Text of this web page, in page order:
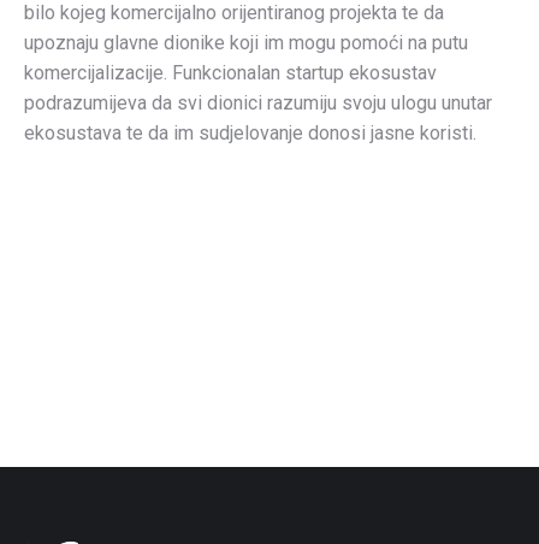
bilo kojeg komercijalno orijentiranog projekta te da
upoznaju glavne dionike koji im mogu pomoći na putu
komercijalizacije. Funkcionalan startup ekosustav
podrazumijeva da svi dionici razumiju svoju ulogu unutar
ekosustava te da im sudjelovanje donosi jasne koristi.